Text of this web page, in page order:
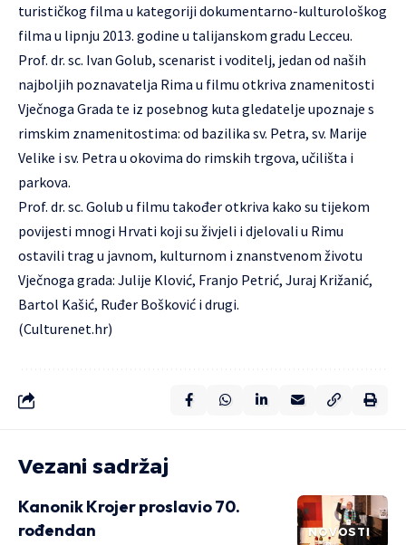
turističkog filma u kategoriji dokumentarno-kulturološkog
filma u lipnju 2013. godine u talijanskom gradu Lecceu.
Prof. dr. sc. Ivan Golub, scenarist i voditelj, jedan od naših
najboljih poznavatelja Rima u filmu otkriva znamenitosti
Vječnoga Grada te iz posebnog kuta gledatelje upoznaje s
rimskim znamenitostima: od bazilika sv. Petra, sv. Marije
Velike i sv. Petra u okovima do rimskih trgova, učilišta i
parkova.
Prof. dr. sc. Golub u filmu također otkriva kako su tijekom
povijesti mnogi Hrvati koji su živjeli i djelovali u Rimu
ostavili trag u javnom, kulturnom i znanstvenom životu
Vječnoga grada: Julije Klović, Franjo Petrić, Juraj Križanić,
Bartol Kašić, Ruđer Bošković i drugi.
(Culturenet.hr)
Vezani sadržaj
NOVOSTI
Kanonik Krojer proslavio 70.
rođendan